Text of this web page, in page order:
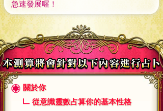
急速發展喔！
關於你
從意識靈數占算你的基本性格